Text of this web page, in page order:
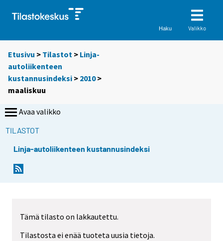
Haku Valikko
Etusivu > Tilastot > Linja-
autoliikenteen
kustannusindeksi > 2010>
maaliskuu
Avaa valikko
TILASTOT
Linja-autoliikenteen kustannusindeksi
Tämä tilasto on lakkautettu.
Tilastosta ei enää tuoteta uusia tietoja.